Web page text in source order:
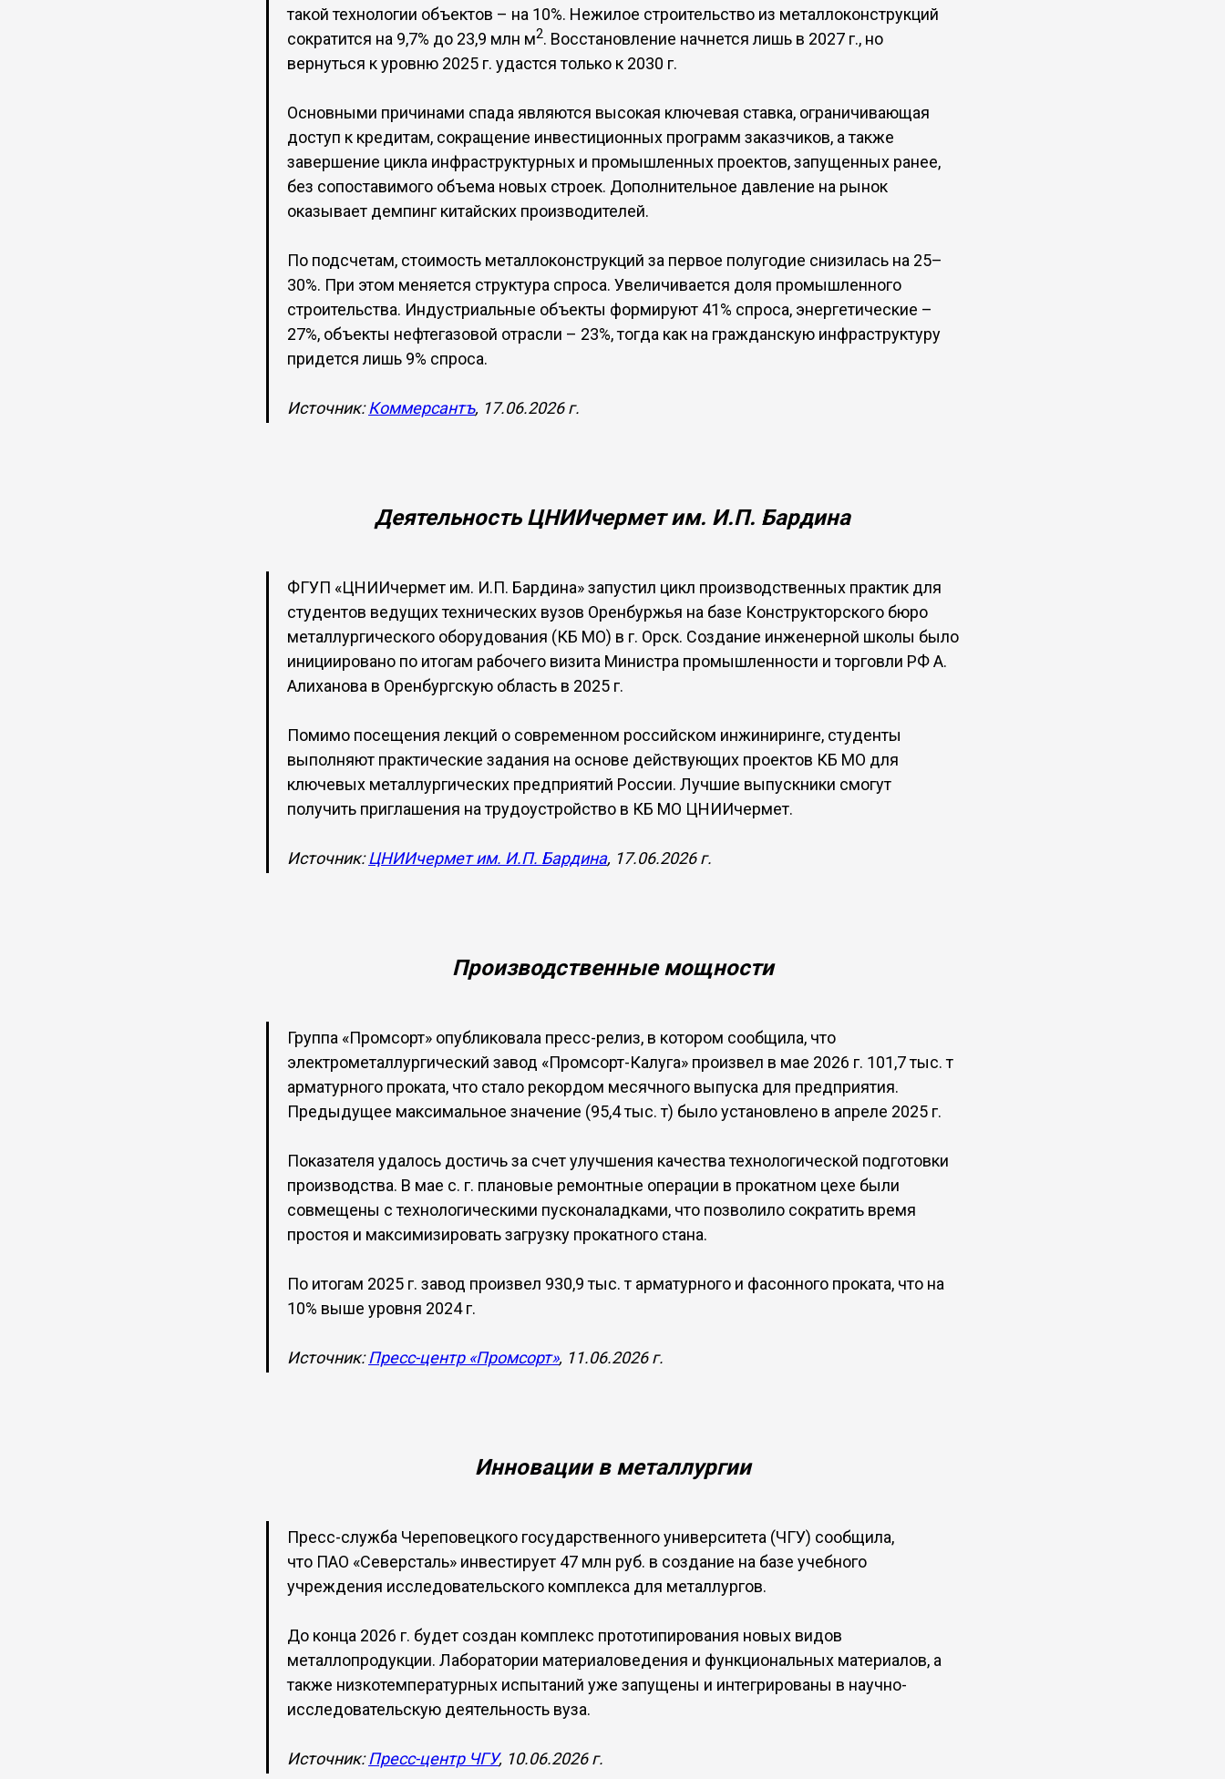
такой технологии объектов – на 10%. Нежилое строительство из металлоконструкций
сократится на 9,7% до 23,9 млн м2. Восстановление начнется лишь в 2027 г., но
вернуться к уровню 2025 г. удастся только к 2030 г.
Основными причинами спада являются высокая ключевая ставка, ограничивающая
доступ к кредитам, сокращение инвестиционных программ заказчиков, а также
завершение цикла инфраструктурных и промышленных проектов, запущенных ранее,
без сопоставимого объема новых строек. Дополнительное давление на рынок
оказывает демпинг китайских производителей.
По подсчетам, стоимость металлоконструкций за первое полугодие снизилась на 25–
30%. При этом меняется структура спроса. Увеличивается доля промышленного
строительства. Индустриальные объекты формируют 41% спроса, энергетические –
27%, объекты нефтегазовой отрасли – 23%, тогда как на гражданскую инфраструктуру
придется лишь 9% спроса.
Источник:Коммерсантъ, 17.06.2026 г.
Деятельность ЦНИИчермет им. И.П. Бардина
ФГУП «ЦНИИчермет им. И.П. Бардина» запустил цикл производственных практик для
студентов ведущих технических вузов Оренбуржья на базе Конструкторского бюро
металлургического оборудования (КБ МО) в г. Орск. Создание инженерной школы было
инициировано по итогам рабочего визита Министра промышленности и торговли РФ А.
Алиханова в Оренбургскую область в 2025 г.
Помимо посещения лекций о современном российском инжиниринге, студенты
выполняют практические задания на основе действующих проектов КБ МО для
ключевых металлургических предприятий России. Лучшие выпускники смогут
получить приглашения на трудоустройство в КБ МО ЦНИИчермет.
Источник:ЦНИИчермет им. И.П. Бардина, 17.06.2026 г.
Производственные мощности
Группа «Промсорт» опубликовала пресс-релиз, в котором сообщила, что
электрометаллургический завод «Промсорт-Калуга» произвел в мае 2026 г. 101,7 тыс. т
арматурного проката, что стало рекордом месячного выпуска для предприятия.
Предыдущее максимальное значение (95,4 тыс. т) было установлено в апреле 2025 г.
Показателя удалось достичь за счет улучшения качества технологической подготовки
производства. В мае с. г. плановые ремонтные операции в прокатном цехе были
совмещены с технологическими пусконаладками, что позволило сократить время
простоя и максимизировать загрузку прокатного стана.
По итогам 2025 г. завод произвел 930,9 тыс. т арматурного и фасонного проката, что на
10% выше уровня 2024 г.
Источник:Пресс-центр «Промсорт», 11.06.2026 г.
Инновации в металлургии
Пресс-служба Череповецкого государственного университета (ЧГУ) сообщила,
что ПАО «Северсталь» инвестирует 47 млн руб. в создание на базе учебного
учреждения исследовательского комплекса для металлургов.
До конца 2026 г. будет создан комплекс прототипирования новых видов
металлопродукции. Лаборатории материаловедения и функциональных материалов, а
также низкотемпературных испытаний уже запущены и интегрированы в научно-
исследовательскую деятельность вуза.
Источник:Пресс-центр ЧГУ, 10.06.2026 г.